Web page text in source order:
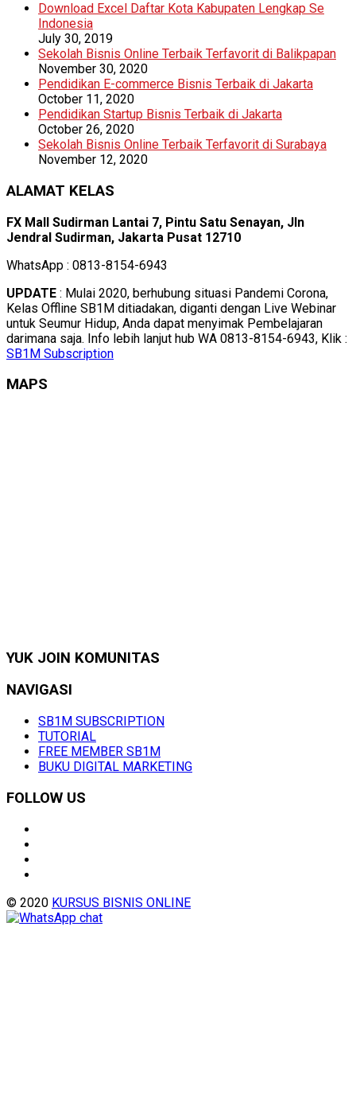
Download Excel Daftar Kota Kabupaten Lengkap Se
Indonesia
July 30, 2019
Sekolah Bisnis Online Terbaik Terfavorit di Balikpapan
November 30, 2020
Pendidikan E-commerce Bisnis Terbaik di Jakarta
October 11, 2020
Pendidikan Startup Bisnis Terbaik di Jakarta
October 26, 2020
Sekolah Bisnis Online Terbaik Terfavorit di Surabaya
November 12, 2020
ALAMAT KELAS
FX Mall Sudirman Lantai 7, Pintu Satu Senayan, Jln
Jendral Sudirman, Jakarta Pusat 12710
WhatsApp : 0813-8154-6943
UPDATE : Mulai 2020, berhubung situasi Pandemi Corona,
Kelas Offline SB1M ditiadakan, diganti dengan Live Webinar
untuk Seumur Hidup, Anda dapat menyimak Pembelajaran
darimana saja. Info lebih lanjut hub WA 0813-8154-6943, Klik :
SB1M Subscription
MAPS
YUK JOIN KOMUNITAS
NAVIGASI
SB1M SUBSCRIPTION
TUTORIAL
FREE MEMBER SB1M
BUKU DIGITAL MARKETING
FOLLOW US
© 2020 KURSUS BISNIS ONLINE